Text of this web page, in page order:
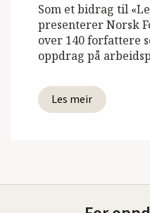
Som et bidrag til
presenterer Norsk
over 140 forfattere
oppdrag på
Les meir